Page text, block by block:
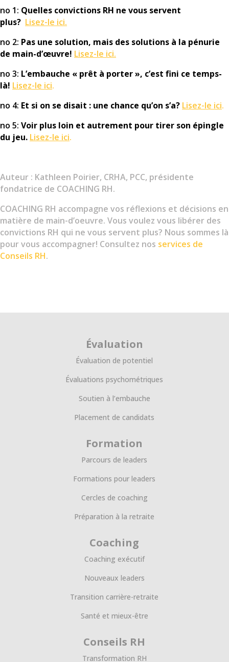
no 1: Quelles convictions RH ne vous servent
plus? Lisez-le ici.
no 2: Pas une solution, mais des solutions à la pénurie
de main-d’œuvre! Lisez-le ici.
no 3: L’embauche « prêt à porter », c’est fini ce temps-
là! Lisez-le ici.
no 4: Et si on se disait : une chance qu’on s’a? Lisez-le ici.
no 5: Voir plus loin et autrement pour tirer son épingle
du jeu. Lisez-le ici.
Auteur : Kathleen Poirier, CRHA, PCC, présidente
fondatrice de COACHING RH.
COACHING RH accompagne vos réflexions et décisions en
matière de main-d’oeuvre. Vous voulez vous libérer des
convictions RH qui ne vous servent plus? Nous sommes là
pour vous accompagner! Consultez nos services de
Conseils RH.
Évaluation
Évaluation de potentiel
Évaluations psychométriques
Soutien à l’embauche
Placement de candidats
Formation
Parcours de leaders
Formations pour leaders
Cercles de coaching
Préparation à la retraite
Coaching
Coaching exécutif
Nouveaux leaders
Transition carrière-retraite
Santé et mieux-être
Conseils RH
Transformation RH